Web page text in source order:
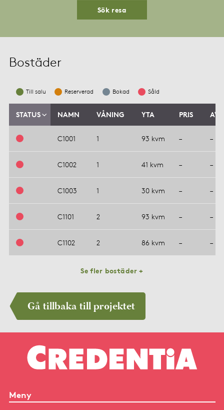
Sök resa
Bostäder
Till salu Reserverad Bokad Såld
STATUS NAMN VÅNING YTA PRIS
C1001 1 93 kvm – –
C1002 1 41 kvm – –
C1003 1 30 kvm – –
C1101 2 93 kvm – –
C1102 2 86 kvm – –
Se fler bostäder +
Gå tillbaka till projektet
Meny